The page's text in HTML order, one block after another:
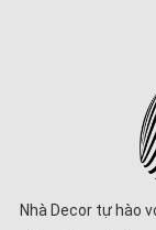
Nhà Decor tự hào